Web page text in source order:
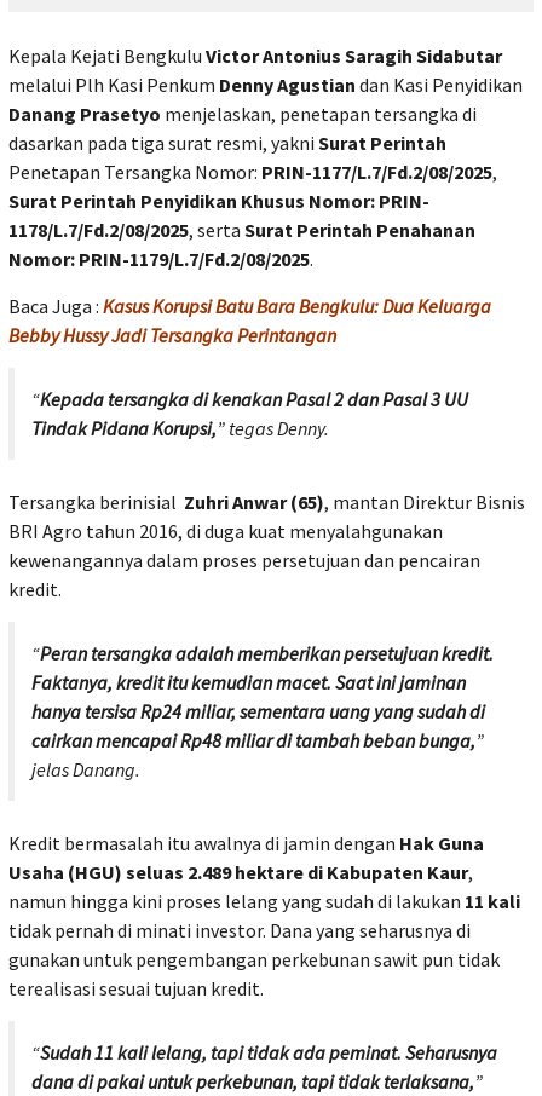
Kepala Kejati Bengkulu Victor Antonius Saragih Sidabutar
melalui Plh Kasi Penkum Denny Agustian dan Kasi Penyidikan
Danang Prasetyo menjelaskan, penetapan tersangka di
dasarkan pada tiga surat resmi, yakni Surat Perintah
Penetapan Tersangka Nomor: PRIN-1177/L.7/Fd.2/08/2025,
Surat Perintah Penyidikan Khusus Nomor: PRIN-
1178/L.7/Fd.2/08/2025, serta Surat Perintah Penahanan
Nomor: PRIN-1179/L.7/Fd.2/08/2025.
Baca Juga : Kasus Korupsi Batu Bara Bengkulu: Dua Keluarga
Bebby Hussy Jadi Tersangka Perintangan
“Kepada tersangka di kenakan Pasal 2 dan Pasal 3 UU
Tindak Pidana Korupsi,” tegas Denny.
Tersangka berinisial Zuhri Anwar (65), mantan Direktur Bisnis
BRI Agro tahun 2016, di duga kuat menyalahgunakan
kewenangannya dalam proses persetujuan dan pencairan
kredit.
“Peran tersangka adalah memberikan persetujuan kredit.
Faktanya, kredit itu kemudian macet. Saat ini jaminan
hanya tersisa Rp24 miliar, sementara uang yang sudah di
cairkan mencapai Rp48 miliar di tambah beban bunga,”
jelas Danang.
Kredit bermasalah itu awalnya di jamin dengan Hak Guna
Usaha (HGU) seluas 2.489 hektare di Kabupaten Kaur,
namun hingga kini proses lelang yang sudah di lakukan 11 kali
tidak pernah di minati investor. Dana yang seharusnya di
gunakan untuk pengembangan perkebunan sawit pun tidak
terealisasi sesuai tujuan kredit.
“Sudah 11 kali lelang, tapi tidak ada peminat. Seharusnya
dana di pakai untuk perkebunan, tapi tidak terlaksana,”